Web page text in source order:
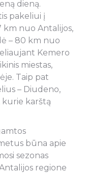
dieną.
pakeliui į
km nuo Antalijos,
– 80 km nuo
Kemero
miestas,
Taip pat
– Diudeno,
karštą
būna apie
sezonas
regione